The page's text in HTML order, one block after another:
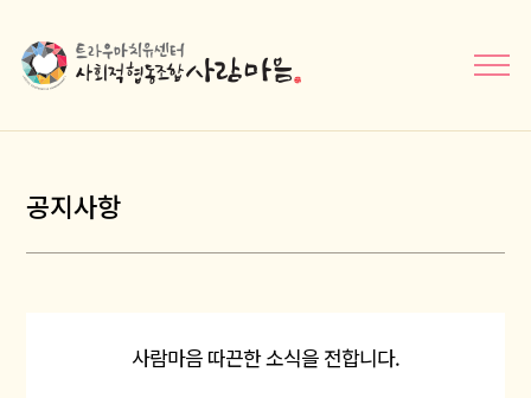
메뉴닫기
공지사항
사람마음 따끈한 소식을 전합니다.